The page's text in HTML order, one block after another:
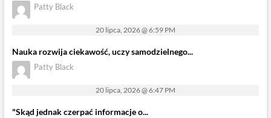
Patty Black
20 lipca, 2026 @ 6:59 PM
Nauka rozwija ciekawość, uczy samodzielnego...
Patty Black
20 lipca, 2026 @ 6:47 PM
"Skąd jednak czerpać informacje o...